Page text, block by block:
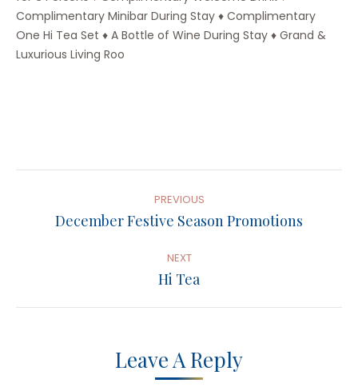
Complimentary Minibar During Stay ♦️ Complimentary
One Hi Tea Set ♦️ A Bottle of Wine During Stay ♦️ Grand &
Luxurious Living Roo
Post
Navigation PREVIOUS
Previous
December Festive Season Promotions
NEXT
Next
Hi Tea
Leave A Reply